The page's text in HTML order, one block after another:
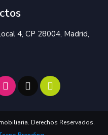
4, CP 28004, Madrid,
Derechos Reservados.